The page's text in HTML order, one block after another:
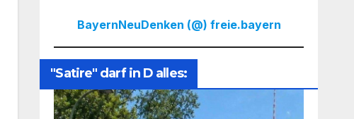
BayernNeuDenken (@) freie.bayern
"Satire" darf in D alles: